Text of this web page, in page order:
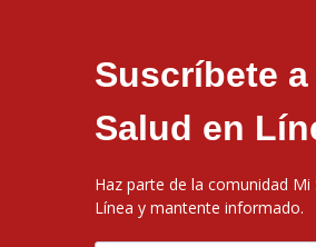
Suscríbete a
Salud en
Haz parte de la comunidad Mi
Línea y mantente informado.